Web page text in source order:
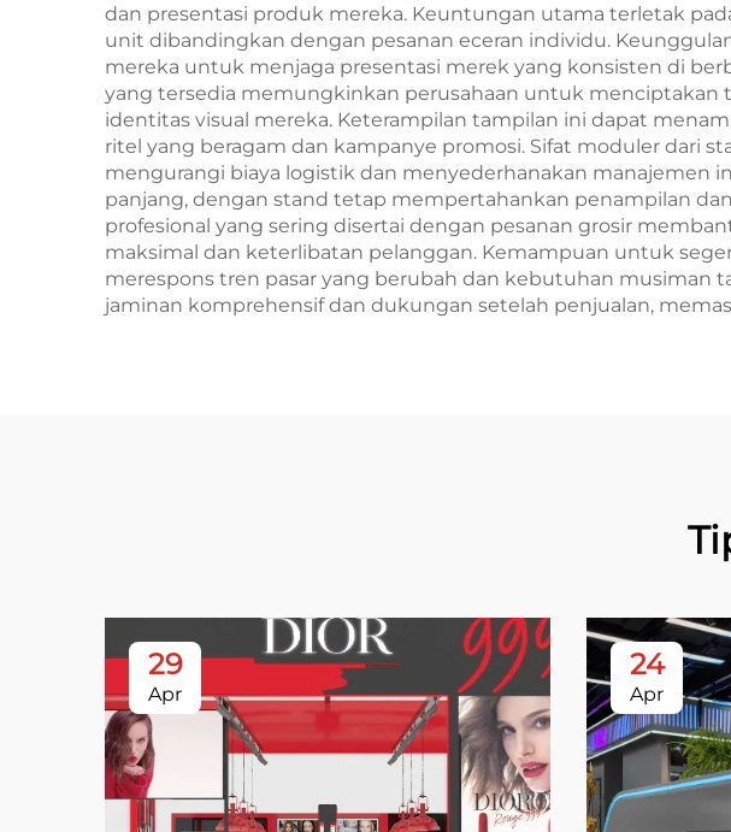
dan presentasi produk mereka. Keuntungan utama terletak
unit dibandingkan dengan pesanan eceran individu.
mereka untuk menjaga presentasi merek yang konsisten di
yang tersedia memungkinkan perusahaan untuk menciptakan
identitas visual mereka. Keterampilan tampilan ini dapat
ritel yang beragam dan kampanye promosi. Sifat moduler dari
mengurangi biaya logistik dan menyederhanakan manajemen
panjang, dengan stand tetap mempertahankan penampilan
profesional yang sering disertai dengan pesanan grosir
maksimal dan keterlibatan pelanggan. Kemampuan untuk
merespons tren pasar yang berubah dan kebutuhan musiman
jaminan komprehensif dan dukungan setelah penjualan,
29
Apr
24
Apr